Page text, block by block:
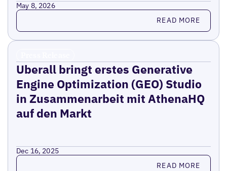
May 8, 2026
Read more READ MORE
Uberall bringt erstes Generative
Engine Optimization (GEO) Studio
in Zusammenarbeit mit AthenaHQ
auf den Markt
Dec 16, 2025
Read more READ MORE